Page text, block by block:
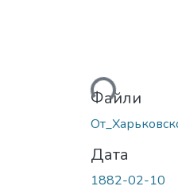
Вантажиться...Файли
Дата
1882-02-10